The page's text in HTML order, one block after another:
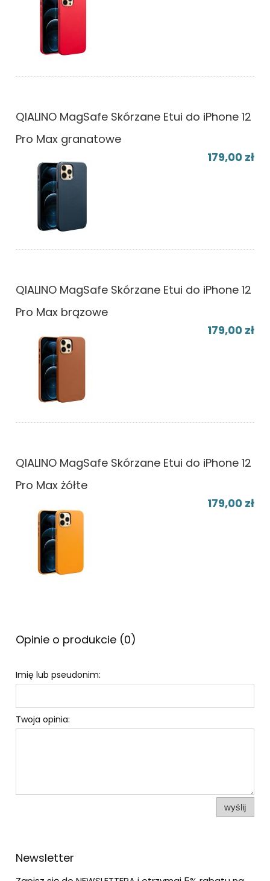
QIALINO MagSafe Skórzane Etui do iPhone 12
Pro Max granatowe
179,00 zł
QIALINO MagSafe Skórzane Etui do iPhone 12
Pro Max brązowe
179,00 zł
QIALINO MagSafe Skórzane Etui do iPhone 12
Pro Max żółte
179,00 zł
Opinie o produkcie (0)
Imię lub pseudonim:
Twoja opinia:
wyślij
Newsletter